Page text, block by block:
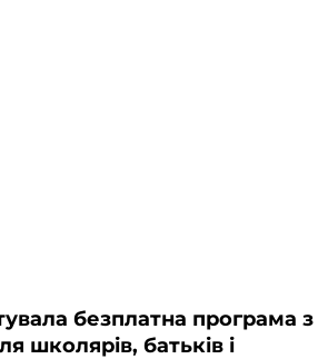
безплатна програма з
школярів, батьків і